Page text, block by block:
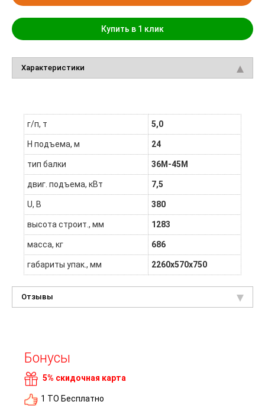
Купить в 1 клик
Характеристики
г/п, т 5,0
H подъема, м 24
тип балки 36М-45М
двиг. подъема, кВт 7,5
U, В 380
высота строит., мм 1283
масса, кг 686
габариты упак., мм 2260х570х750
Отзывы
Бонусы
5% скидочная карта
1 ТО Бесплатно